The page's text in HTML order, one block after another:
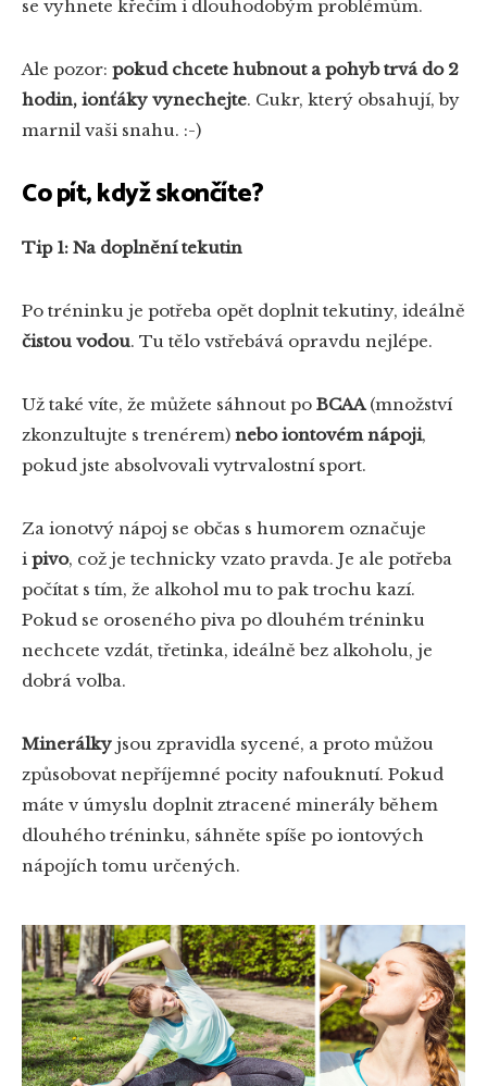
se vyhnete křečím i dlouhodobým problémům.
Ale pozor: pokud chcete hubnout a pohyb trvá do 2
hodin, ionťáky vynechejte. Cukr, který obsahují, by
marnil vaši snahu. :-)
Co pít, když skončíte?
Tip 1: Na doplnění tekutin
Po tréninku je potřeba opět doplnit tekutiny, ideálně
čistou vodou. Tu tělo vstřebává opravdu nejlépe.
Už také víte, že můžete sáhnout po BCAA(množství
zkonzultujte s trenérem) nebo iontovém nápoji,
pokud jste absolvovali vytrvalostní sport.
Za ionotvý nápoj se občas s humorem označuje
i pivo, což je technicky vzato pravda. Je ale potřeba
počítat s tím, že alkohol mu to pak trochu kazí.
Pokud se oroseného piva po dlouhém tréninku
nechcete vzdát, třetinka, ideálně bez alkoholu, je
dobrá volba.
Minerálky jsou zpravidla sycené, a proto můžou
způsobovat nepříjemné pocity nafouknutí. Pokud
máte v úmyslu doplnit ztracené minerály během
dlouhého tréninku, sáhněte spíše po iontových
nápojích tomu určených.